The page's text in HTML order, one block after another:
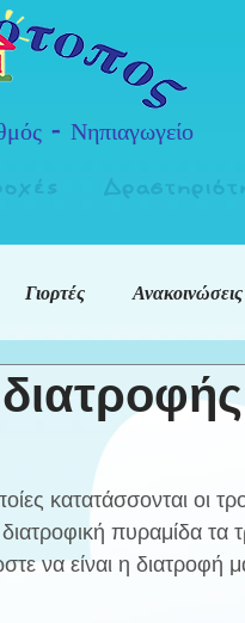
- Νηπιαγωγείο
Γιορτές Ανακοινώσεις
κατατάσσονται οι
πυραμίδα τα
να είναι η διατροφή